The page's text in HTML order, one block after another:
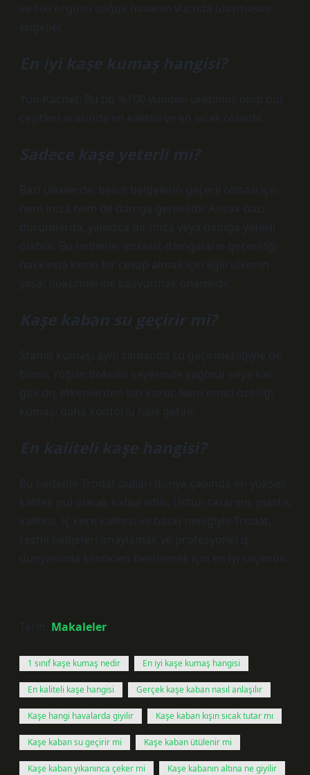
ve sıkı örgüsü soğuk havanın vücuda ulaşmasını
engeller.
En iyi kaşe kumaş hangisi?
Yün-Kachet: Bu tip %100 yünden üretilmiş olup pul
çeşitleri arasında en kaliteli ve en sıcak olanıdır.
Sadece kaşe yeterli mi?
Bazı ülkelerde, belirli belgelerin geçerli olması için
hem imza hem de damga gereklidir. Ancak bazı
durumlarda, yalnızca bir imza veya damga yeterli
olabilir. Bu nedenle, imzasız damgaların geçerliliği
hakkında kesin bir cevap almak için ilgili ülkenin
yasal hükümlerine başvurmak önemlidir.
Kaşe kaban su geçirir mi?
Stamp kumaşı aynı zamanda su geçirmezliğiyle de
bilinir. Yoğun dokusu sayesinde yağmur veya kar
gibi dış etkenlerden sizi korur. Nem emici özelliği
kumaşı daha konforlu hale getirir.
En kaliteli kaşe hangisi?
Bu nedenle Trodat pulları dünya çapında en yüksek
kaliteli pul olarak kabul edilir. Üstün tasarımı, plastik
kalitesi, iç keçe kalitesi ve baskı netliğiyle Trodat,
resmi belgeleri onaylamak ve profesyonel iş
dünyasında kimlikleri belirlemek için en iyi seçimdir.
Tarih: Makaleler
1 sınıf kaşe kumaş nedir En iyi kaşe kumaş hangisi
En kaliteli kaşe hangisi Gerçek kaşe kaban nasıl anlaşılır
Kaşe hangi havalarda giyilir Kaşe kaban kışın sıcak tutar mı
Kaşe kaban su geçirir mi Kaşe kaban ütülenir mi
Kaşe kaban yıkanınca çeker mi Kaşe kabanın altına ne giyilir